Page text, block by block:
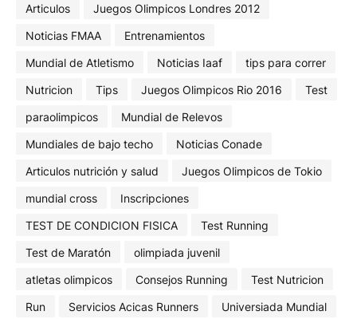
Articulos
Juegos Olimpicos Londres 2012
Noticias FMAA
Entrenamientos
Mundial de Atletismo
Noticias Iaaf
tips para correr
Nutricion
Tips Juegos Olimpicos Rio 2016
Test
paraolimpicos
Mundial de Relevos
Mundiales de bajo techo
Noticias Conade
Articulos nutrición y salud
Juegos Olimpicos de Tokio
mundial cross
Inscripciones
TEST DE CONDICION FISICA
Test Running
Test de Maratón
olimpiada juvenil
atletas olimpicos
Consejos Running
Test Nutricion
Run
Servicios Acicas Runners
Universiada Mundial